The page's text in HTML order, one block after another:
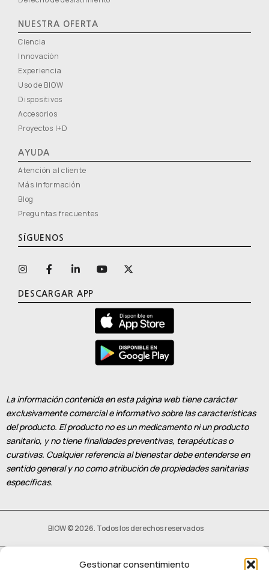
Gestionar consentimiento
NUESTRA OFERTA
Ciencia
Innovación
Experiencia
Uso de BIOW
Dispositivos
Accesorios
Proyectos I+D
AYUDA
Atención al cliente
Más información
Blog
Preguntas frecuentes
SÍGUENOS
DESCARGAR APP
La información contenida en esta página web tiene carácter
exclusivamente comercial e informativo sobre las características
del producto. El producto no es un medicamento ni un producto
sanitario, y no tiene finalidades preventivas, terapéuticas o
curativas. Cualquier referencia al bienestar debe entenderse en
sentido general y no como atribución de propiedades sanitarias
específicas.
BIOW © 2026. Todos los derechos reservados
–Política de Cookies